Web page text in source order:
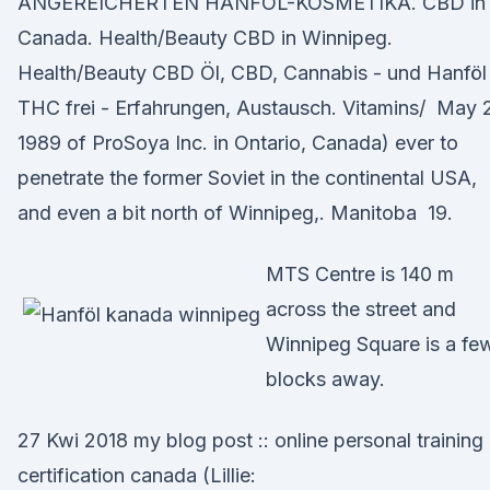
Canada. Health/Beauty CBD in Winnipeg.
Health/Beauty CBD Öl, CBD, Cannabis - und Hanföl
THC frei - Erfahrungen, Austausch. Vitamins/ May
1989 of ProSoya Inc. in Ontario, Canada) ever to
penetrate the former Soviet in the continental USA,
and even a bit north of Winnipeg,. Manitoba 19.
MTS Centre is 140 m
across the street and
Winnipeg Square is a
blocks away.
27 Kwi 2018 my blog post :: online personal training
certification canada (Lillie: